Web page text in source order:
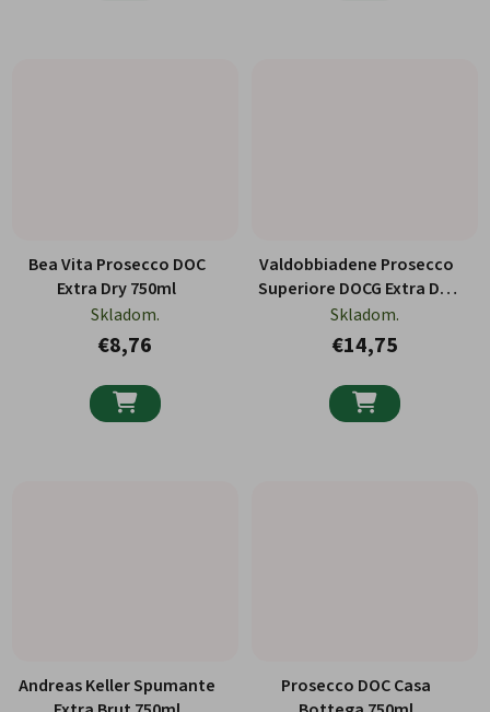
Bea Vita Prosecco DOC
Extra Dry 750ml
Skladom.
€8,76

Valdobbiadene Prosecco
Superiore DOCG Extra Dry
750ml
Skladom.
€14,75

Andreas Keller Spumante
Prosecco DOC Casa